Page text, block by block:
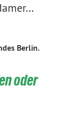
Berlin.
oder